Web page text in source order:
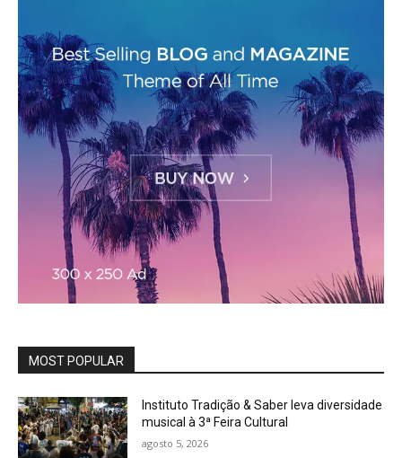
MOST POPULAR
Instituto Tradição & Saber leva diversidade
musical à 3ª Feira Cultural
agosto 5, 2026